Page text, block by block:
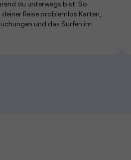
du unterwegs bist. So
Reise problemlos Karten,
und das Surfen im